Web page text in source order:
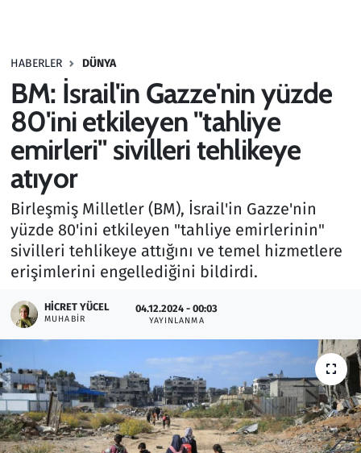
HABERLER DÜNYA
BM: İsrail'in Gazze'nin yüzde
80'ini etkileyen "tahliye
emirleri" sivilleri tehlikeye
atıyor
Birleşmiş Milletler (BM), İsrail'in Gazze'nin
yüzde 80'ini etkileyen "tahliye emirlerinin"
sivilleri tehlikeye attığını ve temel hizmetlere
erişimlerini engellediğini bildirdi.
HICRET YÜCEL
MUHABIR
04.12.2024 - 00:03
YAYINLANMA
Haber
Kültür Sanat
Kurumsal Haberler
Lezzet Durağı
Memur ve Kamu
Otomobil
Oyun
Resmi İlanlar
Rüya Tabirleri